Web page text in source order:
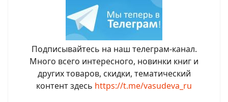
Подписывайтесь на наш телеграм-канал.
Много всего интересного, новинки книг и
других товаров, скидки, тематический
контент здесь https://t.me/vasudeva_ru